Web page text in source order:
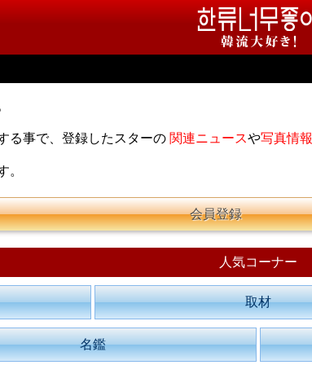
る事で、登録したスターの 関連ニュースや写真情報
。
会員登録
人気コーナー
取材
名鑑